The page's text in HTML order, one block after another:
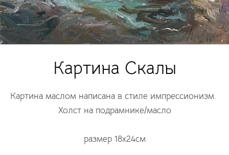
Картина Скалы
Картина маслом написана в стиле импрессионизм.
Холст на подрамнике/масло
размер 18х24см